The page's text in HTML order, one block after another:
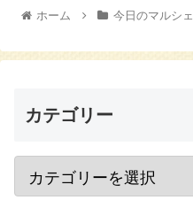
ホーム 今日のマルシェ
カテゴリー